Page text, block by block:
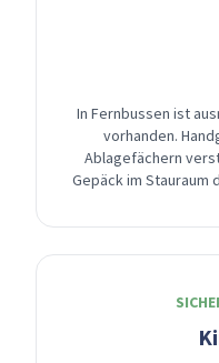
In Fernbussen ist
vorhanden.
Ablagefächern
Gepäck im Stauraum